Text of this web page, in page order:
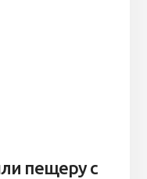
пещеру с